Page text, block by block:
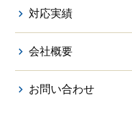
対応実績
会社概要
お問い合わせ